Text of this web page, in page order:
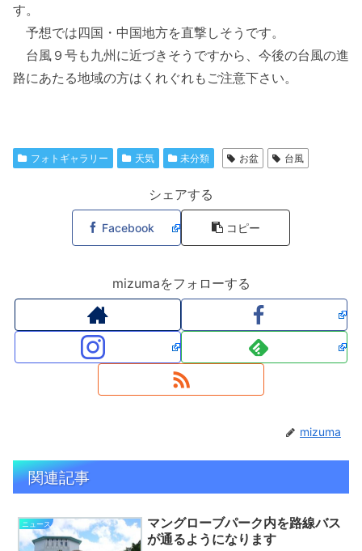
す。
予想では四国・中国地方を直撃しそうです。
台風９号も九州に近づきそうですから、今後の台風の進
路にあたる地域の方はくれぐれもご注意下さい。
フォトギャラリー 天気 未分類 お盆 台風
シェアする
Facebook コピー
mizumaをフォローする
mizuma
関連記事
ニュース
マングローブパーク内を路線バス
が通るようになります